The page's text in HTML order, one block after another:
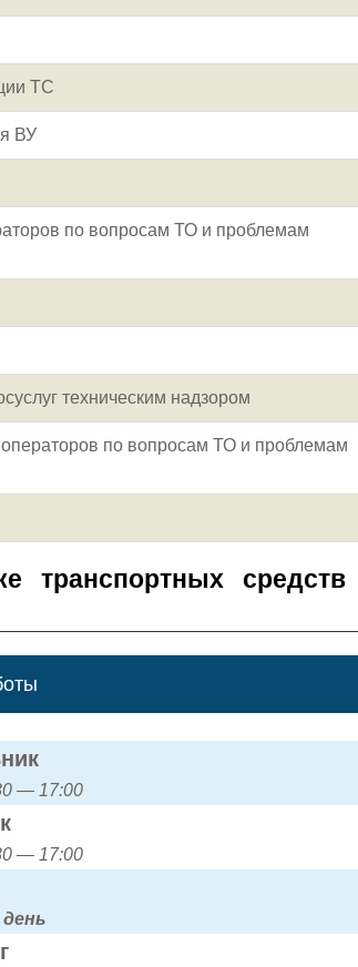
ТС
ВУ
по вопросам ТО и проблемам
техническим надзором
по вопросам ТО и проблемам
транспортных
— 17:00
— 17:00